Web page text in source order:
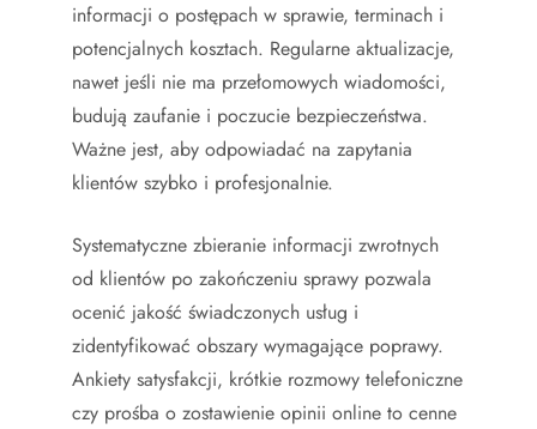
informacji o postępach w sprawie, terminach i
potencjalnych kosztach. Regularne aktualizacje,
nawet jeśli nie ma przełomowych wiadomości,
budują zaufanie i poczucie bezpieczeństwa.
Ważne jest, aby odpowiadać na zapytania
klientów szybko i profesjonalnie.
Systematyczne zbieranie informacji zwrotnych
od klientów po zakończeniu sprawy pozwala
ocenić jakość świadczonych usług i
zidentyfikować obszary wymagające poprawy.
Ankiety satysfakcji, krótkie rozmowy telefoniczne
czy prośba o zostawienie opinii online to cenne